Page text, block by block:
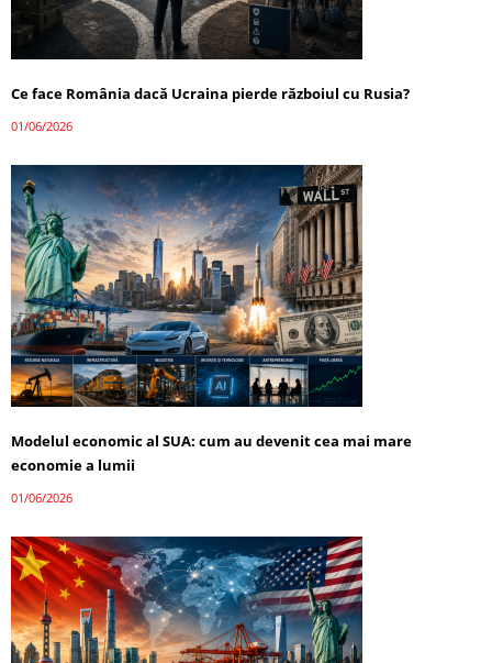
Ce face România dacă Ucraina pierde războiul cu Rusia?
01/06/2026
Modelul economic al SUA: cum au devenit cea mai mare
economie a lumii
01/06/2026